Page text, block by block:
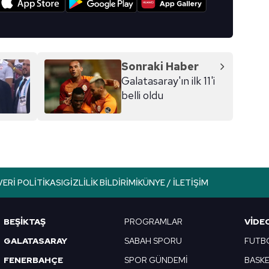
Sonraki Haber
Galatasaray'ın ilk 11'i
belli oldu
POLITIKASIGIZLILIK BILDIRIMIKÜNYE / İLETIŞIM
BEŞİKTAŞ
GALATASARAY
FENERBAHÇE
PROGRAMLAR
SABAH SPORU
SPOR GÜNDEMİ